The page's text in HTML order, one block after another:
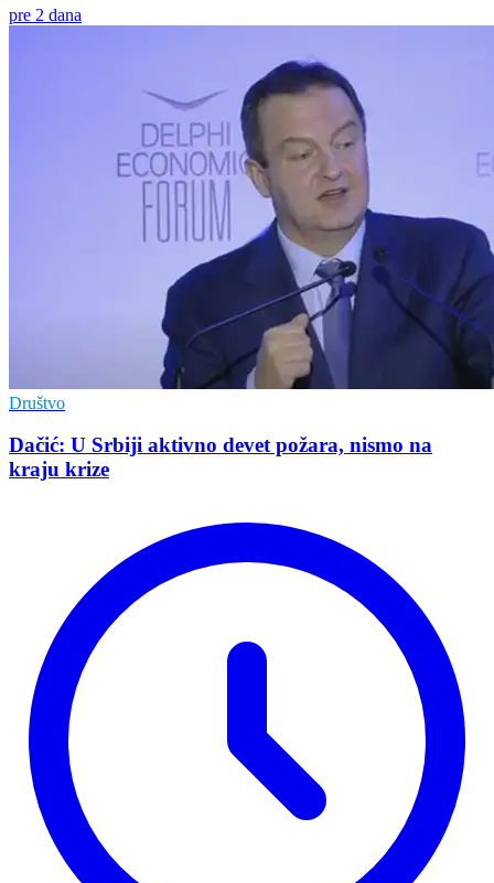
pre 2 dana
Društvo
Dačić: U Srbiji aktivno devet požara, nismo na
kraju krize